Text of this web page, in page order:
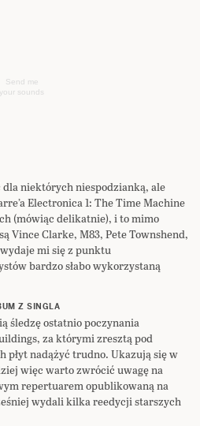
Send me
your sounds
dla niektórych niespodzianką, ale
Electronica 1: The Time Machine
(mówiąc delikatnie), i to mimo
Vince Clarke, M83, Pete Townshend,
mi się z punktu
bardzo słabo wykorzystaną
Z SINGLA
śledzę ostatnio poczynania
za którymi zresztą pod
płyt nadążyć trudno. Ukazują się w
więc warto zwrócić uwagę na
repertuarem opublikowaną na
wydali kilka reedycji starszych